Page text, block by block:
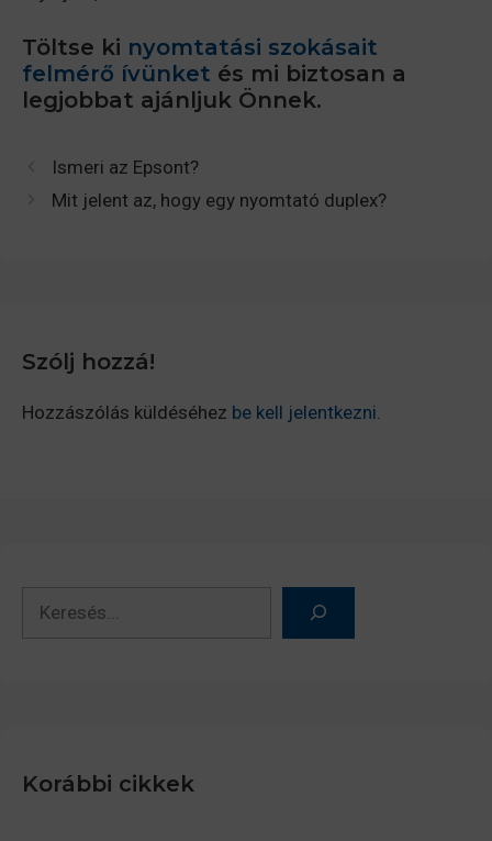
Töltse ki nyomtatási szokásait
felmérő ívünket és mi biztosan a
legjobbat ajánljuk Önnek.
Ismeri az Epsont?
Mit jelent az, hogy egy nyomtató duplex?
Szólj hozzá!
Hozzászólás küldéséhez be kell jelentkezni.
Korábbi cikkek